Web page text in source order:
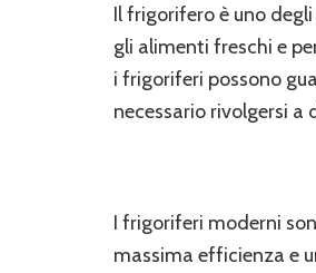
Il frigorifero è uno
gli alimenti freschi e
i frigoriferi possono
necessario rivolgersi a
I frigoriferi moderni
massima efficienza e